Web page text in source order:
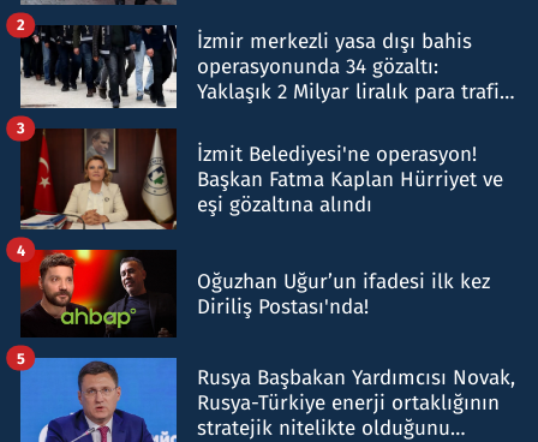
İzmir merkezli yasa dışı bahis
operasyonunda 34 gözaltı:
Yaklaşık 2 Milyar liralık para trafiği
2
İzmit Belediyesi'ne operasyon!
Başkan Fatma Kaplan Hürriyet ve
eşi gözaltına alındı
3
Oğuzhan Uğur’un ifadesi ilk kez
Diriliş Postası'nda!
4
Rusya Başbakan Yardımcısı Novak,
Rusya-Türkiye enerji ortaklığının
stratejik nitelikte olduğunu
5